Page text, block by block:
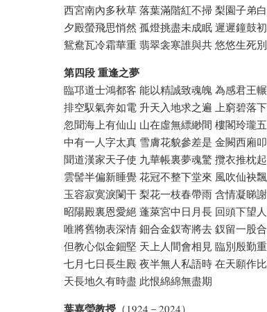
西宮南內多秋草 落葉滿階紅不掃 梨園子弟
夕殿螢飛思悄然 孤燈挑盡未成眠 遲遲鐘鼓
鴛鴦瓦冷霜華重 翡翠衾寒誰與共 悠悠生死
第四段 重逢之夢
臨邛道士鴻都客 能以精誠致魂魄 為感君王
排空馭氣奔如電 升天入地求之遍 上窮碧落
忽聞海上有仙山 山在虛無縹緲間 樓閣玲瓏
中有一人字太真 雪膚花貌參差是 金闕西廂
聞道漢家天子使 九華帳裏夢魂驚 攬衣推枕
雲髻半偏新睡覺 花冠不整下堂來 風吹仙袂
玉容寂寞淚闌干 梨花一枝春帶雨 含情凝睇
昭陽殿裏恩愛絕 蓬萊宮中日月長 回頭下望
唯將舊物表深情 鈿合金釵寄將去 釵留一股
但教心似金鈿堅 天上人間會相見 臨別殷勤
七月七日長生殿 夜半無人私語時 在天願作
天長地久有時盡 此恨綿綿無盡期
葉嘉瑩教授 （1924－2024）